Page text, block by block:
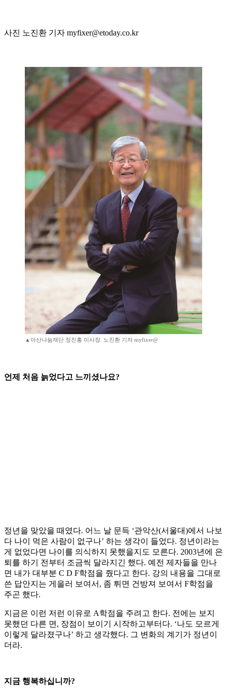
사진 노진환 기자 myfixer@etoday.co.kr
▲아산나눔재단 정진홍 이사장. 노진환 기자 myfixer@
언제 처음 늙었다고 느끼셨나요?
정년을 맞았을 때였다. 어느 날 문득 ‘관악산(서울대)에서 나보
다 나이 먹은 사람이 없구나’ 하는 생각이 들었다. 정년이라는
게 없었다면 나이를 의식하지 못했을지도 모른다. 2003년에 은
퇴를 하기 전부터 조금씩 달라지긴 했다. 예전 제자들을 만나
면 내가 대부분 C D F학점을 줬다고 한다. 강의 내용을 그대로
쓴 답안지는 게을러 보여서, 좀 튀면 건방져 보여서 F학점을
주곤 했다.
지금은 이런 저런 이유로 A학점을 주려고 한다. 전에는 보지
못했던 다른 면, 장점이 보이기 시작하고부터다. ‘나도 모르게
이렇게 달라졌구나’ 하고 생각했다. 그 변화의 계기가 정년이
더라.
지금 행복하십니까?